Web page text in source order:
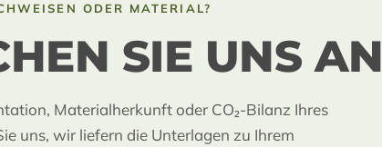
ODER MATERIAL?
SIE UNS AN
Materialherkunft oder CO₂-Bilanz Ihres
uns, wir liefern die Unterlagen zu Ihrem